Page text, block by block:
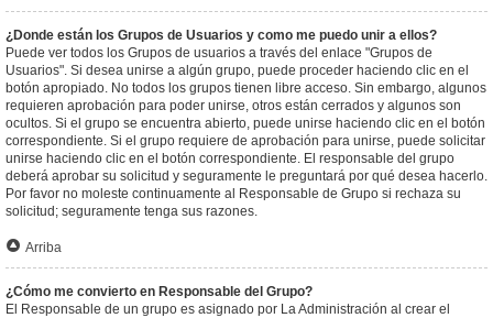
¿Donde están los Grupos de Usuarios y como me puedo unir a ellos?
Puede ver todos los Grupos de usuarios a través del enlace "Grupos de
Usuarios". Si desea unirse a algún grupo, puede proceder haciendo clic en el
botón apropiado. No todos los grupos tienen libre acceso. Sin embargo, algunos
requieren aprobación para poder unirse, otros están cerrados y algunos son
ocultos. Si el grupo se encuentra abierto, puede unirse haciendo clic en el botón
correspondiente. Si el grupo requiere de aprobación para unirse, puede solicitar
unirse haciendo clic en el botón correspondiente. El responsable del grupo
deberá aprobar su solicitud y seguramente le preguntará por qué desea hacerlo.
Por favor no moleste continuamente al Responsable de Grupo si rechaza su
solicitud; seguramente tenga sus razones.
Arriba
¿Cómo me convierto en Responsable del Grupo?
El Responsable de un grupo es asignado por La Administración al crear el